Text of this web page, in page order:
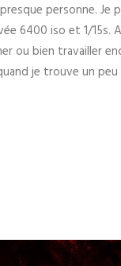
personne.
6400 iso et 1/
ou bien travailler
je trouve un